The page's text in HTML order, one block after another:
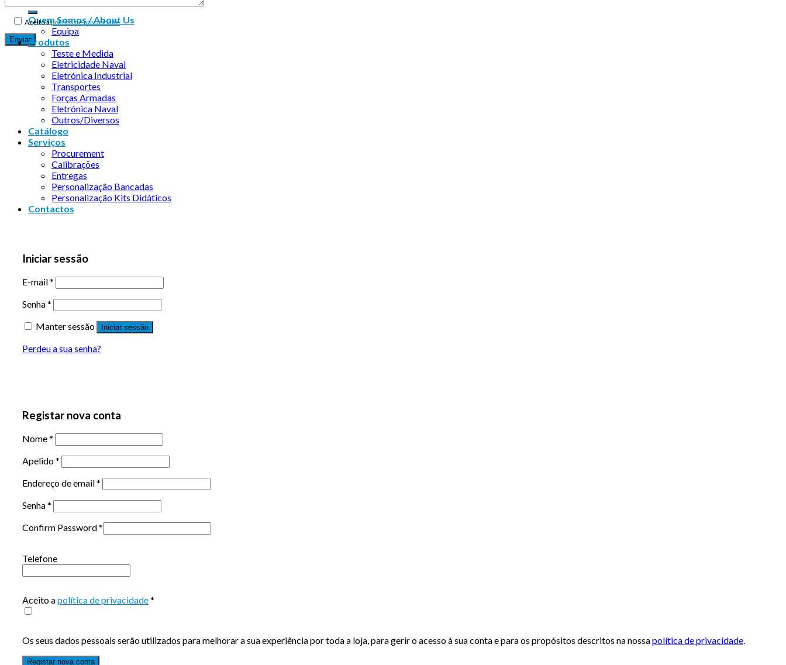
Aceito apolítica de privacidade
Quem Somos / About Us
Equipa
Produtos
Teste e Medida
Eletricidade Naval
Eletrónica Industrial
Transportes
Forças Armadas
Eletrónica Naval
Outros/Diversos
Catálogo
Serviços
Procurement
Calibrações
Entregas
Personalização Bancadas
Personalização Kits Didáticos
Contactos
Iniciar sessão
E-mail*
Senha*
Manter sessão
Iniciar sessão
Perdeu a sua senha?
Registar nova conta
Nome*
Apelido*
Endereço de email*
Senha*
Confirm Password*
Telefone
Aceito apolítica de privacidade*
Os seus dados pessoais serão utilizados para melhorar a sua experiência por toda a loja, para gerir o acesso à sua conta e para os propósitos descritos na nossapolítica de privacidade.
Registar nova conta